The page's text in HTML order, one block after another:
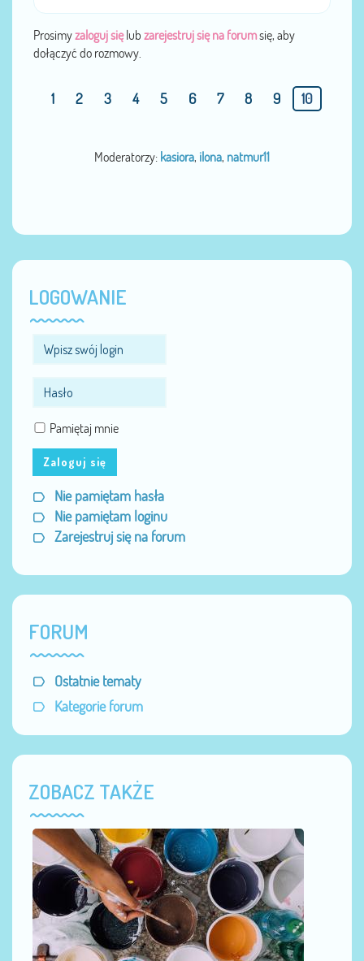
Prosimyzaloguj sięlub zarejestruj się na forumsię, aby
dołączyć do rozmowy.
1 2 3 4 5 6 7 8 9 10
Moderatorzy: kasiora, ilona, natmur11
LOGOWANIE
Pamiętaj mnie
Zaloguj się
Nie pamiętam hasła
Nie pamiętam loginu
Zarejestruj się na forum
FORUM
Ostatnie tematy
Kategorie forum
ZOBACZ TAKŻE